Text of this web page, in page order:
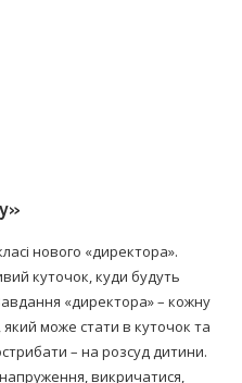
нового «директора».
куточок, куди будуть
«директора» – кожну
може стати в куточок та
– на розсуд дитини.
викричатися,